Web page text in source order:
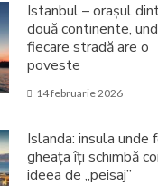
Istanbul – orașul
două continente,
fiecare stradă are o
poveste
14 februarie 2026
Islanda: insula unde
gheața îți schimbă
ideea de „peisaj”